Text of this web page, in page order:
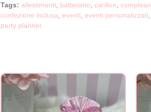
Tags: allestimenti battesimo carillon
confezione inclusa eventi eventi personalizzati
party planner